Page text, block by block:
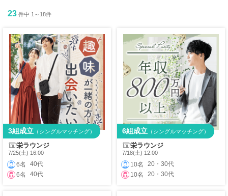
23 件中 1～18件
栄ラウンジ
7/25(土) 16:00
6名
40代
6名
40代
3組成立 （シングルマッチング）
栄ラウンジ
7/18(土) 12:00
10名
20・30代
10名
20・30代
6組成立 （シングルマッチング）